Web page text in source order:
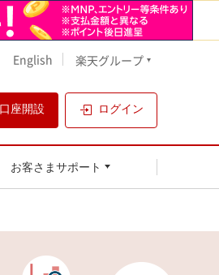
English 楽天グループ
口座開設 ログイン
お客さまサポート